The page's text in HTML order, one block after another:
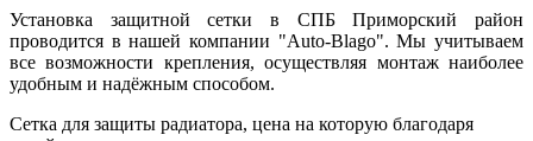
Установка защитной сетки в СПБ Приморский район
проводится в нашей компании "Auto-Blago". Мы учитываем
все возможности крепления, осуществляя монтаж наиболее
удобным и надёжным способом.
Сетка для защиты радиатора, цена на которую благодаря